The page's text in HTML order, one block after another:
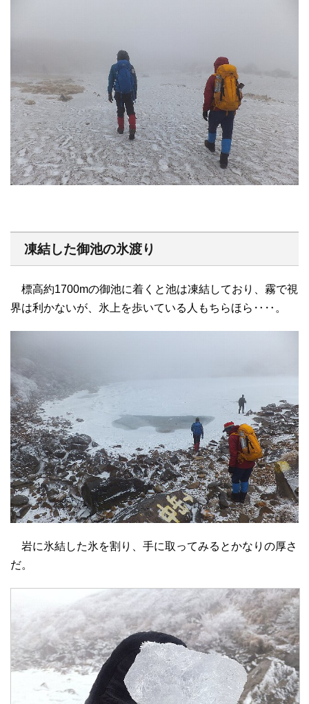
凍結した御池の氷渡り
標高約1700mの御池に着くと池は凍結しており、霧で視
界は利かないが、氷上を歩いている人もちらほら‥‥。
岩に氷結した氷を割り、手に取ってみるとかなりの厚さ
だ。